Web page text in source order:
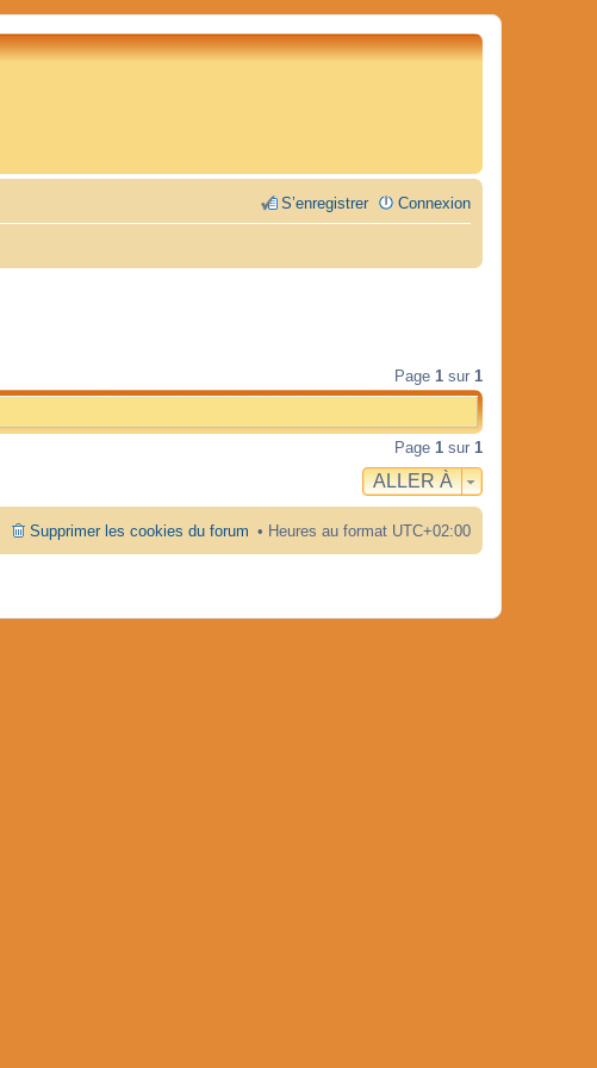
Connexion
S’enregistrer
Page 1 sur 1
Page 1 sur 1
ALLER À
Heures au format UTC+02:00
Supprimer les cookies du forum